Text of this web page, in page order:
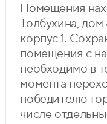
Помещения
Толбухина, дом
корпус 1.
помещения с
необходимо в
момента
победителю
числе